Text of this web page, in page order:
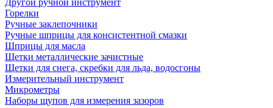
Другой ручной инструмент
Горелки
Ручные заклепочники
Ручные шприцы для консистентной смазки
Шприцы для масла
Щетки металлические зачистные
Щетки для снега, скребки для льда, водосгоны
Измерительный инструмент
Микрометры
Наборы щупов для измерения зазоров